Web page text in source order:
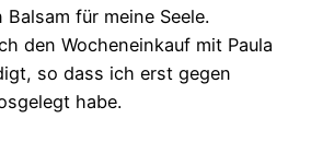
Balsam für meine Seele.
den Wocheneinkauf mit Paula
so dass ich erst gegen
habe.